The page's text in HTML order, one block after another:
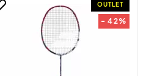
OUTLET
- 42%